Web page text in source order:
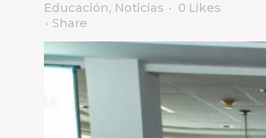
Educación, Noticias 0 Likes
Share